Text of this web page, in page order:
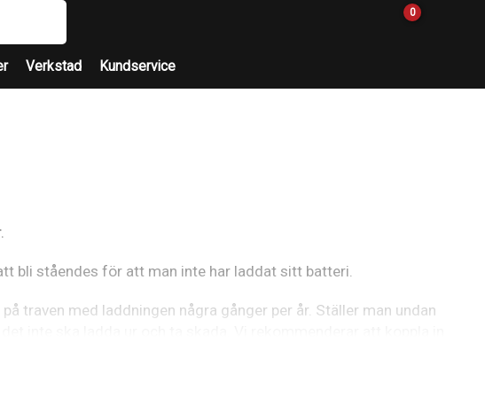
0
Verkstad Kundservice
bli ståendes för att man inte har laddat sitt batteri.
traven med laddningen några gånger per år. Ställer man undan
för alla batterier har en liten självurladdning så förr eller senare